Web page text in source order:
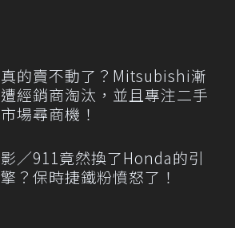
真的賣不動了？Mitsubishi漸
遭經銷商淘汰，並且專注二手
市場尋商機！
影／911竟然換了Honda的引
擎？保時捷鐵粉憤怒了！